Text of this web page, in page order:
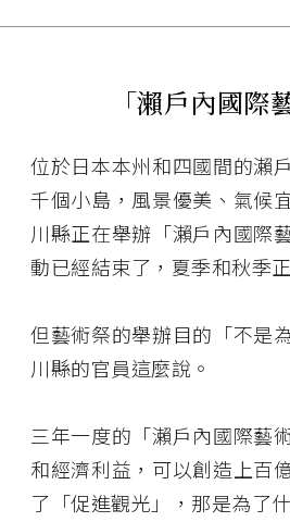
「瀨戶內國際
位於日本本州和四國間的瀨
千個小島，風景優美、氣候
川縣正在舉辦「瀨戶內國際
動已經結束了，夏季和秋季
但藝術祭的舉辦目的「不是
川縣的官員這麼說。
三年一度的「瀨戶內國際藝
和經濟利益，可以創造上百
了「促進觀光」，那是為了